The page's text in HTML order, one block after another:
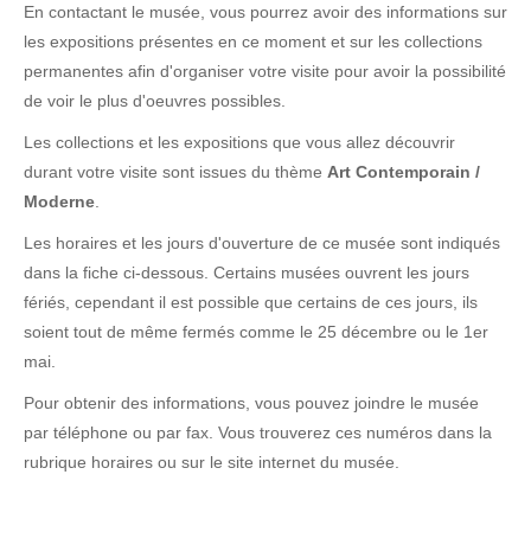
En contactant le musée, vous pourrez avoir des informations sur
les expositions présentes en ce moment et sur les collections
permanentes afin d'organiser votre visite pour avoir la possibilité
de voir le plus d'oeuvres possibles.
Les collections et les expositions que vous allez découvrir
durant votre visite sont issues du thème Art Contemporain /
Moderne
Les horaires et les jours d'ouverture de ce musée sont indiqués
dans la fiche ci-dessous. Certains musées ouvrent les jours
fériés, cependant il est possible que certains de ces jours, ils
soient tout de même fermés comme le 25 décembre ou le 1er
mai.
Pour obtenir des informations, vous pouvez joindre le musée
par téléphone ou par fax. Vous trouverez ces numéros dans la
rubrique horaires ou sur le site internet du musée.